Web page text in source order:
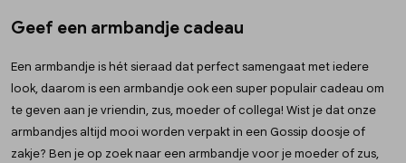
Geef een armbandje cadeau
Een armbandje is hét sieraad dat perfect samengaat met iedere
look, daarom is een armbandje ook een super populair cadeau om
te geven aan je vriendin, zus, moeder of collega! Wist je dat onze
armbandjes altijd mooi worden verpakt in een Gossip doosje of
zakje? Ben je op zoek naar een armbandje voor je moeder of zus,